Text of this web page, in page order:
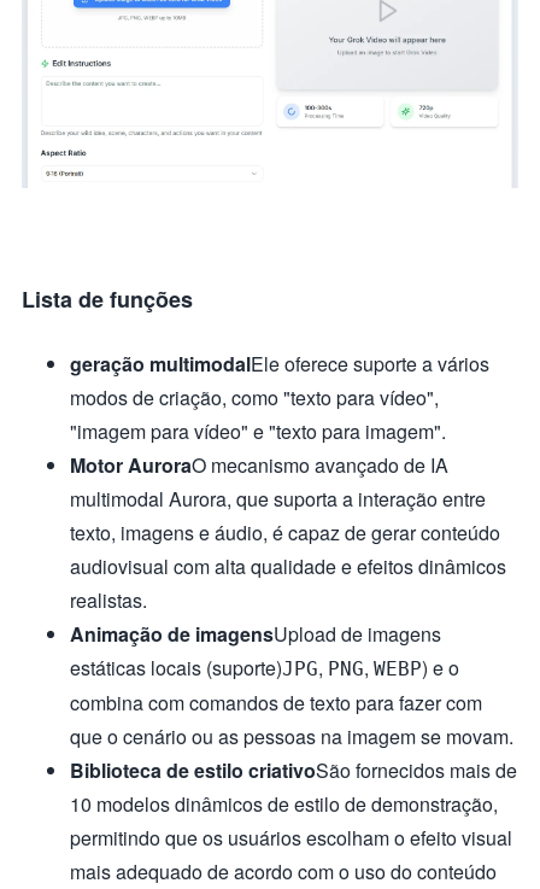
Lista de funções
geração multimodalEle oferece suporte a vários
modos de criação, como "texto para vídeo",
"imagem para vídeo" e "texto para imagem".
Motor AuroraO mecanismo avançado de IA
multimodal Aurora, que suporta a interação entre
texto, imagens e áudio, é capaz de gerar conteúdo
audiovisual com alta qualidade e efeitos dinâmicos
realistas.
Animação de imagensUpload de imagens
estáticas locais (suporte)JPG, PNG, WEBP) e o
combina com comandos de texto para fazer com
que o cenário ou as pessoas na imagem se movam.
Biblioteca de estilo criativoSão fornecidos mais de
10 modelos dinâmicos de estilo de demonstração,
permitindo que os usuários escolham o efeito visual
mais adequado de acordo com o uso do conteúdo